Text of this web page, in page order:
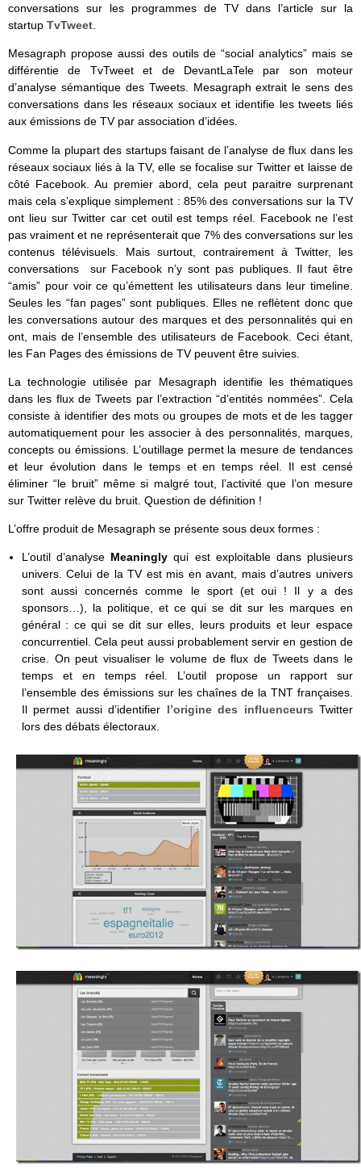
conversations sur les programmes de TV dans l’article sur la
startup TvTweet.
Mesagraph propose aussi des outils de “social analytics” mais se
différentie de TvTweet et de DevantLaTele par son moteur
d’analyse sémantique des Tweets. Mesagraph extrait le sens des
conversations dans les réseaux sociaux et identifie les tweets liés
aux émissions de TV par association d’idées.
Comme la plupart des startups faisant de l’analyse de flux dans les
réseaux sociaux liés à la TV, elle se focalise sur Twitter et laisse de
côté Facebook. Au premier abord, cela peut paraitre surprenant
mais cela s’explique simplement : 85% des conversations sur la TV
ont lieu sur Twitter car cet outil est temps réel. Facebook ne l’est
pas vraiment et ne représenterait que 7% des conversations sur les
contenus télévisuels. Mais surtout, contrairement à Twitter, les
conversations sur Facebook n’y sont pas publiques. Il faut être
“amis” pour voir ce qu’émettent les utilisateurs dans leur timeline.
Seules les “fan pages” sont publiques. Elles ne reflètent donc que
les conversations autour des marques et des personnalités qui en
ont, mais de l’ensemble des utilisateurs de Facebook. Ceci étant,
les Fan Pages des émissions de TV peuvent être suivies.
La technologie utilisée par Mesagraph identifie les thématiques
dans les flux de Tweets par l’extraction “d’entités nommées”. Cela
consiste à identifier des mots ou groupes de mots et de les tagger
automatiquement pour les associer à des personnalités, marques,
concepts ou émissions. L’outillage permet la mesure de tendances
et leur évolution dans le temps et en temps réel. Il est censé
éliminer “le bruit” même si malgré tout, l’activité que l’on mesure
sur Twitter relève du bruit. Question de définition !
L’offre produit de Mesagraph se présente sous deux formes :
L’outil d’analyse Meaninglyqui est exploitable dans plusieurs
univers. Celui de la TV est mis en avant, mais d’autres univers
sont aussi concernés comme le sport (et oui ! Il y a des
sponsors…), la politique, et ce qui se dit sur les marques en
général : cequi se dit sur elles, leurs produits et leur espace
concurrentiel. Cela peut aussi probablement servir en gestion de
crise. On peut visualiser le volume de flux de Tweets dans le
temps et en temps réel. L’outil propose un rapport sur
l’ensemble des émissions sur les chaînes de la TNT françaises.
Il permet aussi d’identifier l’origine des influenceurs Twitter
lors des débats électoraux.